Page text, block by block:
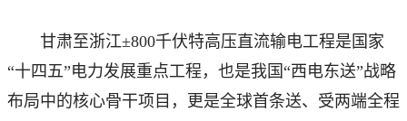
甘肃至浙江±800千伏特高压直流输电工程是国家
“十四五”电力发展重点工程，也是我国“西电东送”战略
布局中的核心骨干项目，更是全球首条送、受两端全程